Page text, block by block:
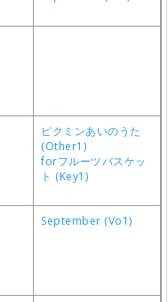
ピクミンあいのうた
(Other1)
forフルーツバスケッ
ト (Key1)
September (Vo1)